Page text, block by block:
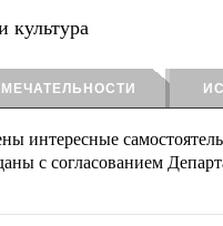
культура
интересные
с согласованием